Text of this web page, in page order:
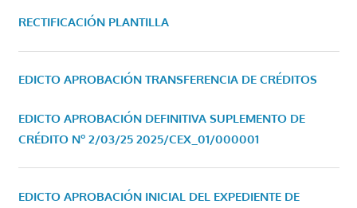
RECTIFICACIÓN PLANTILLA
EDICTO APROBACIÓN TRANSFERENCIA DE CRÉDITOS
EDICTO APROBACIÓN DEFINITIVA SUPLEMENTO DE
CRÉDITO Nº 2/03/25 2025/CEX_01/000001
EDICTO APROBACIÓN INICIAL DEL EXPEDIENTE DE